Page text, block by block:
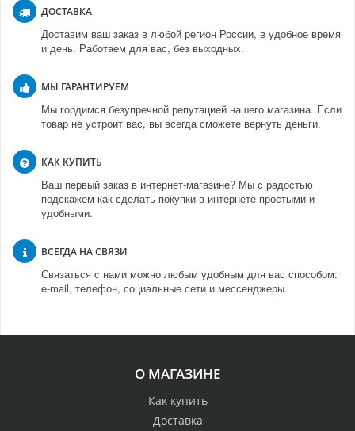
ДОСТАВКА
Доставим ваш заказ в любой регион России, в удобное время
и день. Работаем для вас, без выходных.
МЫ ГАРАНТИРУЕМ
Мы гордимся безупречной репутацией нашего магазина. Если
товар не устроит вас, вы всегда сможете вернуть деньги.
КАК КУПИТЬ
Ваш первый заказ в интернет-магазине? Мы с радостью
подскажем как сделать покупки в интернете простыми и
удобными.
ВСЕГДА НА СВЯЗИ
Связаться с нами можно любым удобным для вас способом:
e-mail, телефон, социальные сети и мессенджеры.
О МАГАЗИНЕ
Как купить
Доставка